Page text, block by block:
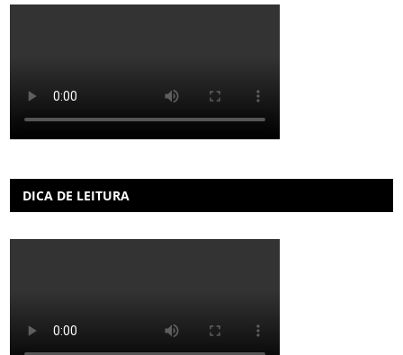
DICA DE LEITURA